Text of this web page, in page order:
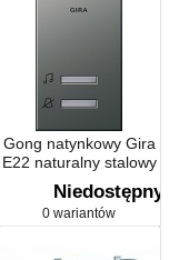
Gong natynkowy Gira
E22 naturalny stalowy
Niedostępny
0 wariantów